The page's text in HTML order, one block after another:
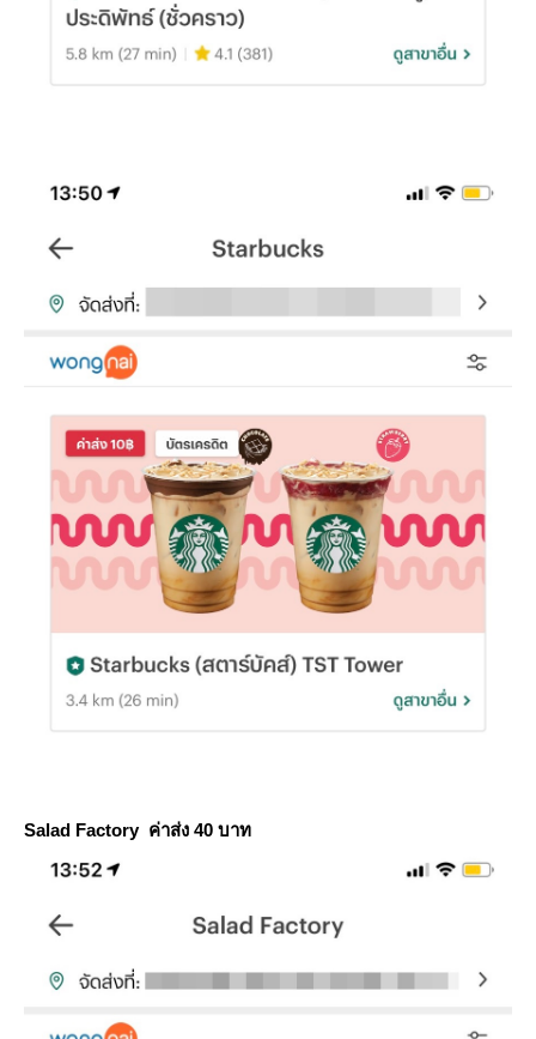
Salad Factory ค่าส่ง 40 บาท